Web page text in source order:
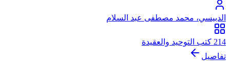
الدبيسي، محمد مصطفى عبد السلام
214 كتب التوحيد والعقيدة
تفاصيل